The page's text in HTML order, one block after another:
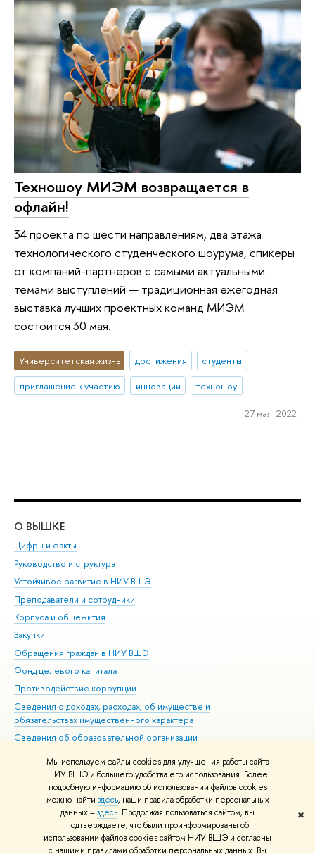
Мы используем файлы cookies для улучшения работы сайта
НИУ ВШЭ и большего удобства его использования. Более
подробную информацию об использовании файлов cookies
можно найти здесь, наши правила обработки персональных
данных –здесь. Продолжая пользоваться сайтом, вы
подтверждаете, что были проинформированы об
использовании файлов cookies сайтом НИУ ВШЭ и согласны
с нашими правилами обработки персональных данных. Вы
✖
Техношоу МИЭМ возвращается в
офлайн!
34 проекта по шести направлениям, два этажа
технологического студенческого шоурума, спикеры
от компаний-партнеров с самыми актуальными
темами выступлений — традиционная ежегодная
выставка лучших проектных команд МИЭМ
состоится 30 мая.
Университетская жизнь достижения
студенты
приглашение к участию
инновации техношоу
27 мая 2022
О ВЫШКЕ
Цифры и факты
Руководство и структура
Устойчивое развитие в НИУ ВШЭ
Преподаватели и сотрудники
Корпуса и общежития
Закупки
Обращения граждан в НИУ ВШЭ
Фонд целевого капитала
Противодействие коррупции
Сведения о доходах, расходах, об имуществе и
обязательствах имущественного характера
Сведения об образовательной организации
Людям с ограниченными возможностями здоровья
Единая платежная страница
Работа в Вышке
© НИУ ВШЭ 1993–2026 Адреса и контакты Условия использования
материалов Политика конфиденциальности Карта сайта